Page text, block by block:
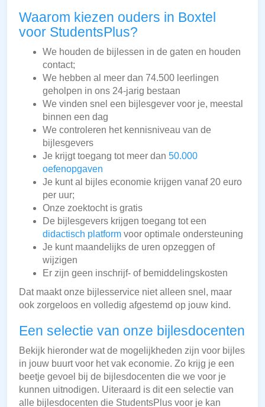
Waarom kiezen ouders in Boxtel
voor StudentsPlus?
We houden de bijlessen in de gaten en houden
contact;
We hebben al meer dan 74.500 leerlingen
geholpen in ons 24-jarig bestaan
We vinden snel een bijlesgever voor je, meestal
binnen een dag
We controleren het kennisniveau van de
bijlesgevers
Je krijgt toegang tot meer dan 50.000
oefenopgaven
Je kunt al bijles economie krijgen vanaf 20 euro
per uur;
Onze zoektocht is gratis
De bijlesgevers krijgen toegang tot een
didactisch platform voor optimale ondersteuning
Je kunt maandelijks de uren opzeggen of
wijzigen
Er zijn geen inschrijf- of bemiddelingskosten
Dat maakt onze bijlesservice niet alleen snel, maar
ook zorgeloos en volledig afgestemd op jouw kind.
Een selectie van onze bijlesdocenten
Bekijk hieronder wat de mogelijkheden zijn voor bijles
in jouw buurt voor het vak economie. Zo krijg je een
beetje gevoel bij de bijlesdocenten die we voor je
kunnen uitnodigen. Uiteraard is dit een selectie van
alle bijlesdocenten die StudentsPlus voor je kan